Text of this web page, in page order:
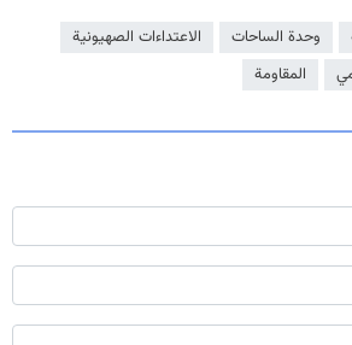
وحدة الساحات
الاعتداءات الصهيونية
المقاومة